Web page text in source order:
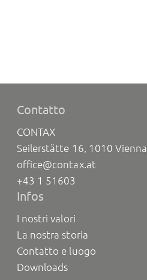
Contatto
CONTAX
Seilerstätte 16, 1010 Vienna
office@contax.at
+43 1 51603
Infos
I nostri valori
La nostra storia
Contatto e luogo
Downloads